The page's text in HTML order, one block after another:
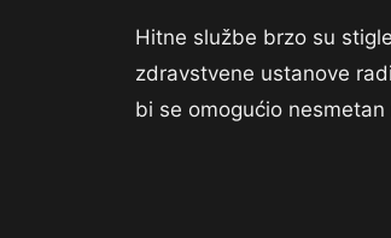
Hitne službe brzo su
zdravstvene ustanove
bi se omogućio